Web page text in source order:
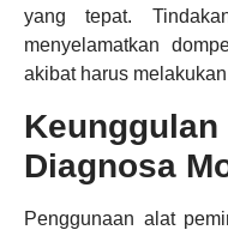
yang tepat.
menyelamatkan
akibat harus
Diagnosa
Penggunaan alat